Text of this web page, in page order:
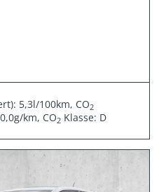
5,3l/100km, CO2
km, CO2 Klasse: D